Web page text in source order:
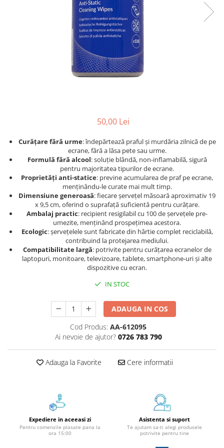
Hârtie / Produse din hârtie
Hârtie Foto
Notes Adeziv
Registre / Repertoare
Role Casă de Marcat
Role Hârtie Plotter
Instrumente de scris
Pixuri
Stilouri
Markere / Textmarkere
Rezerve Pixuri / Cerneală
Creioane Mecanice / Mine
Organizare și Arhivare
Dosare
Folii Protecție
50,00 Lei
Curățare fără urme: îndepărtează praful și murdăria zilnică de pe
ecrane, fără a lăsa pete sau urme.
Formulă fără alcool: soluție blândă, non-inflamabilă, sigură
pentru majoritatea tipurilor de ecrane.
Proprietăți anti-statice: previne acumularea de praf pe ecrane,
menținându-le curate mai mult timp.
Dimensiune generoasă: fiecare șervețel măsoară aproximativ 19
x 9,5 cm, oferind o suprafață suficientă pentru curățare.
Ambalaj practic: recipient resigilabil cu 100 de șervețele pre-
umezite, menținând prospețimea acestora.
Ecologic: șervețelele sunt fabricate din hârtie complet reciclabilă,
contribuind la protejarea mediului.
Compatibilitate largă: potrivite pentru curățarea ecranelor de
laptopuri, monitoare, televizoare, tablete, smartphone-uri și alte
dispozitive cu ecran.
IN STOC
ADAUGA IN COS
Cod Produs: AA-612095
Ai nevoie de ajutor? 0726 783 790
Adauga la Favorite Cere informatii
Expediere in aceeasi zi
Pentru comenzile plasate pana la
ora 15:00
Asistenta si suport
Te ajutam sa-ti alegi produsele
potrivite pentru tine